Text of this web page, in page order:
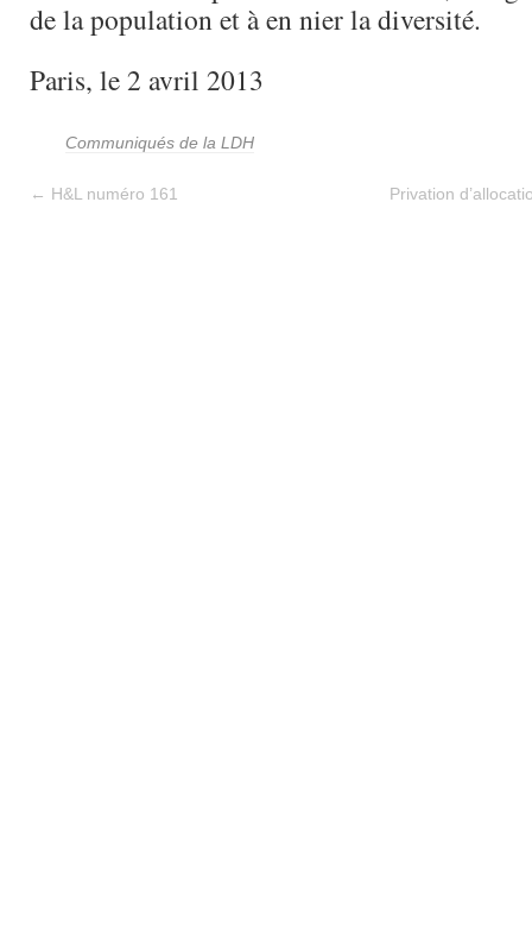
de la population et à en nier la diversité.
Paris, le 2 avril 2013
Communiqués de la LDH
← H&L numéro 161 Privation